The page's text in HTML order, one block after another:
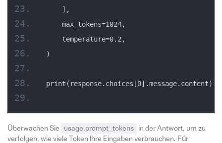
    ],
    max_tokens=1024,
    temperature=0.2,
)
print(response.choices[0].message.content)
Überwachen Sie usage.prompt_tokens
in der Antwort, um zu
verfolgen, wie viele Token Ihre Eingaben verbrauchen. Für